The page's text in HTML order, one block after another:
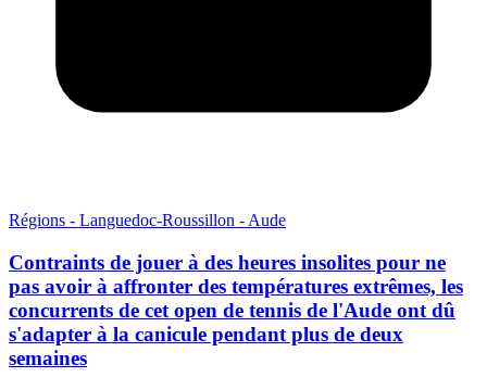
Régions - Languedoc-Roussillon - Aude
Contraints de jouer à des heures insolites pour ne
pas avoir à affronter des températures extrêmes, les
concurrents de cet open de tennis de l'Aude ont dû
s'adapter à la canicule pendant plus de deux
semaines